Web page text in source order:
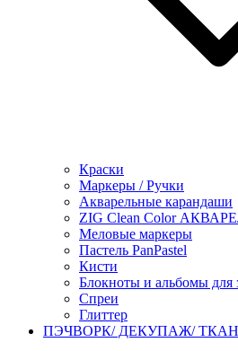
Краски
Маркеры / Ручки
Акварельные карандаши
ZIG Clean Color
Меловые маркеры
Пастель PanPastel
Кисти
Блокноты и альбомы для
Спреи
Глиттер
ПЭЧВОРК/ ДЕКУПАЖ/